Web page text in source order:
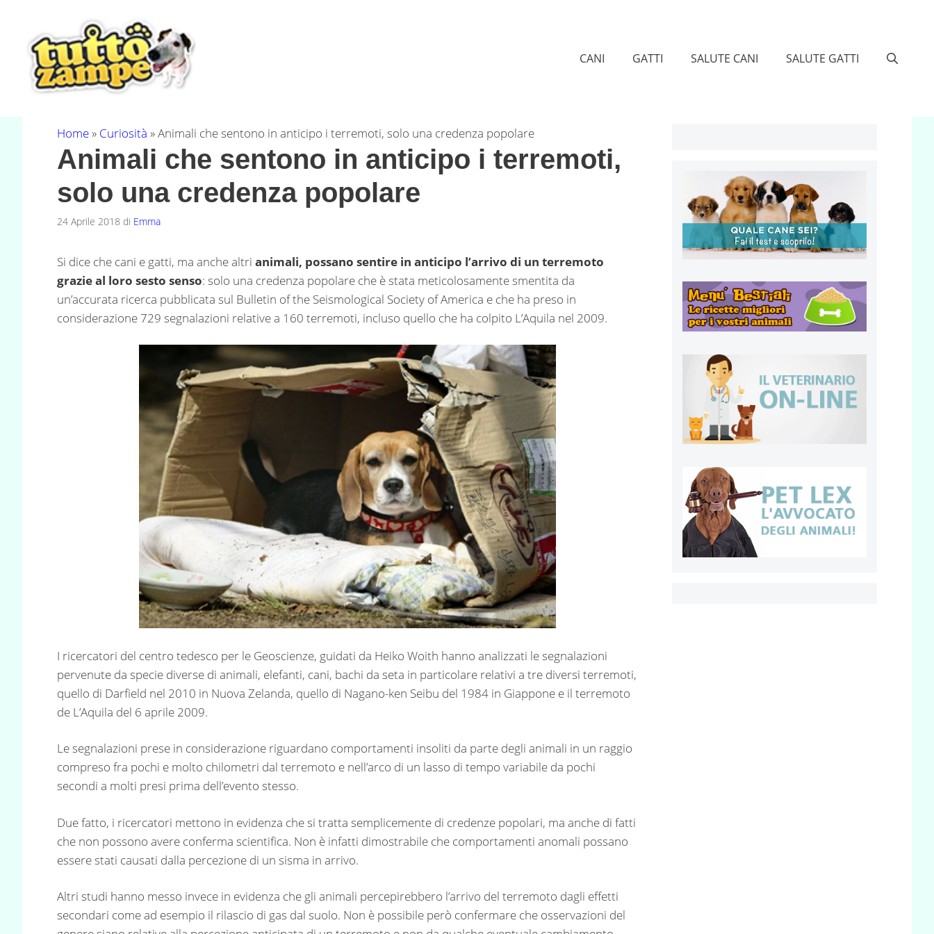
contenuto
CANI GATTI SALUTE CANI SALUTE GATTI
Home» Curiosità »Animali che sentono in anticipo i terremoti, solo una credenza popolare
Animali che sentono in anticipo i terremoti,
solo una credenza popolare
24 Aprile 2018 di Emma
Si dice che cani e gatti, ma anche altri animali, possano sentire in anticipo l’arrivo di un terremoto
grazie al loro sesto senso: solo una credenza popolare che è stata meticolosamente smentita da
un’accurata ricerca pubblicata sul Bulletin of the Seismological Society of America e che ha preso in
considerazione 729 segnalazioni relative a 160 terremoti, incluso quello che ha colpito L’Aquila nel 2009.
I ricercatori del centro tedesco per le Geoscienze, guidati da Heiko Woith hanno analizzati le segnalazioni
pervenute da specie diverse di animali, elefanti, cani, bachi da seta in particolare relativi a tre diversi terremoti,
quello di Darfield nel 2010 in Nuova Zelanda, quello di Nagano-ken Seibu del 1984 in Giappone e il terremoto
de L’Aquila del 6 aprile 2009.
Le segnalazioni prese in considerazione riguardano comportamenti insoliti da parte degli animali in un raggio
compreso fra pochi e molto chilometri dal terremoto e nell’arco di un lasso di tempo variabile da pochi
secondi a molti presi prima dell’evento stesso.
Due fatto, i ricercatori mettono in evidenza che si tratta semplicemente di credenze popolari, ma anche di fatti
che non possono avere conferma scientifica. Non è infatti dimostrabile che comportamenti anomali possano
essere stati causati dalla percezione di un sisma in arrivo.
Altri studi hanno messo invece in evidenza che gli animali percepirebbero l’arrivo del terremoto dagli effetti
secondari come ad esempio il rilascio di gas dal suolo. Non è possibile però confermare che osservazioni del